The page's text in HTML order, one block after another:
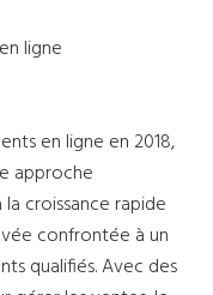
ligne
en ligne en 2018,
approche
croissance rapide
confrontée à un
qualifiés. Avec des